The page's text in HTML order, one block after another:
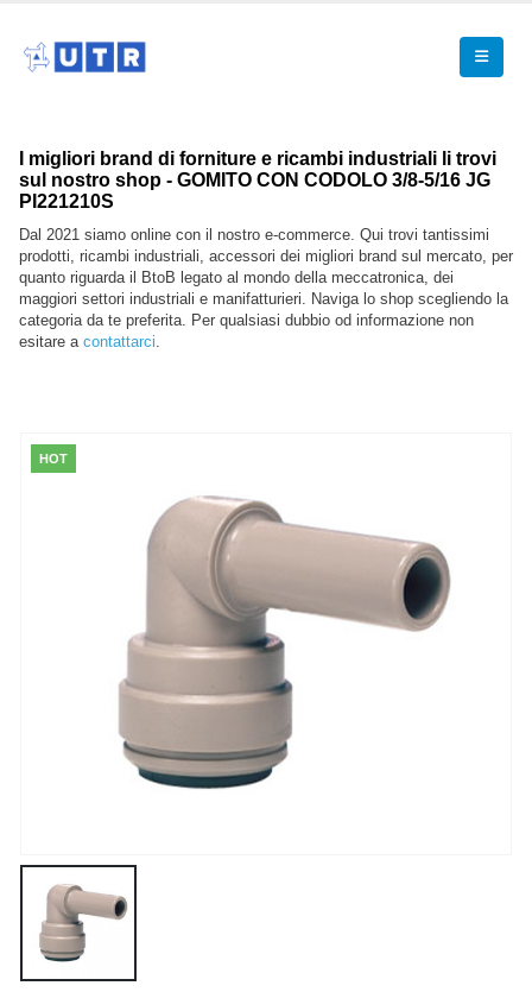
I migliori brand di forniture e ricambi industriali li trovi
sul nostro shop - GOMITO CON CODOLO 3/8-5/16 JG
PI221210S
Dal 2021 siamo online con il nostro e-commerce. Qui trovi tantissimi
prodotti, ricambi industriali, accessori dei migliori brand sul mercato, per
quanto riguarda il BtoB legato al mondo della meccatronica, dei
maggiori settori industriali e manifatturieri. Naviga lo shop scegliendo la
categoria da te preferita. Per qualsiasi dubbio od informazione non
esitare a contattarci.
HOT